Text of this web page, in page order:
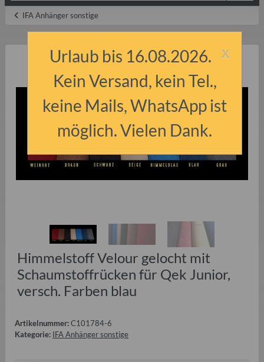
IFA Anhänger sonstige
Himmelstoff Velour gelocht mit
Schaumstoffrücken für Qek Junior,
versch. Farben blau
Artikelnummer:C101784-6
Kategorie: IFA Anhänger sonstige
x
Urlaub bis 16.08.2026.
Kein Versand, kein Tel.,
keine Mails, WhatsApp ist
möglich. Vielen Dank.